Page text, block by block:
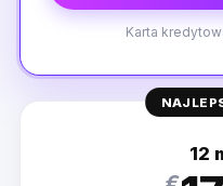
Karta
12